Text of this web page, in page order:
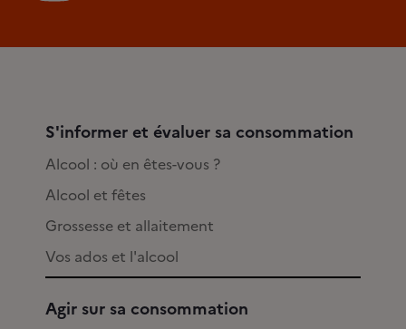
S'informer et évaluer sa consommation
Alcool : où en êtes-vous ?
Alcool et fêtes
Grossesse et allaitement
Vos ados et l'alcool
Agir sur sa consommation